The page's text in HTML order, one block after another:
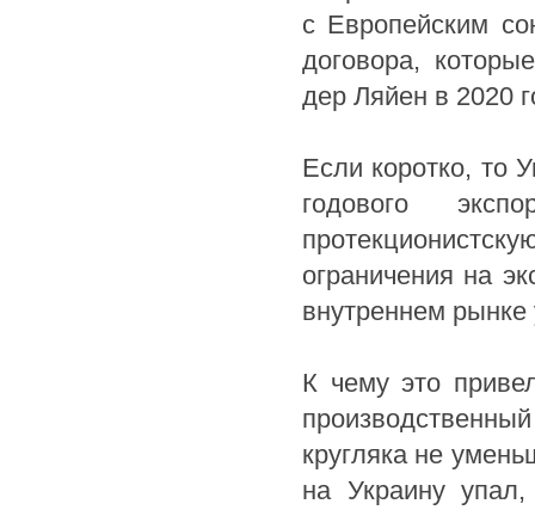
с Европейским
договора,
дер Ляйен в 2020
Если коротко, то
годового
ограничения на
внутреннем
К чему это
кругляка не
на Украину